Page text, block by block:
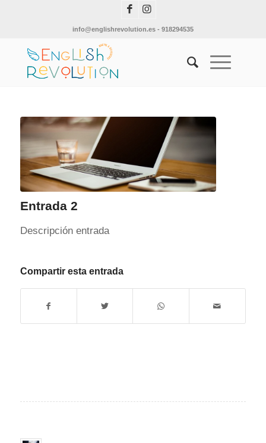
info@englishrevolution.es- 918294535
Entrada 2
Descripción entrada
Compartir esta entrada